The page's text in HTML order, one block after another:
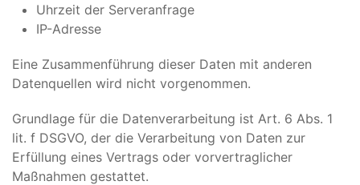
Uhrzeit der Serveranfrage
IP-Adresse
Eine Zusammenführung dieser Daten mit anderen
Datenquellen wird nicht vorgenommen.
Grundlage für die Datenverarbeitung ist Art. 6 Abs. 1
lit. f DSGVO, der die Verarbeitung von Daten zur
Erfüllung eines Vertrags oder vorvertraglicher
Maßnahmen gestattet.